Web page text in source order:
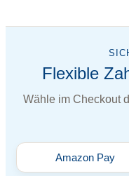
Flexible
Wähle im Checkout
Amazon Pay